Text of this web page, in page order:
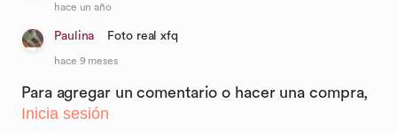
hace un año
Paulina Foto real xfq
hace 9 meses
Para agregar un comentario o hacer una compra,
Inicia sesión